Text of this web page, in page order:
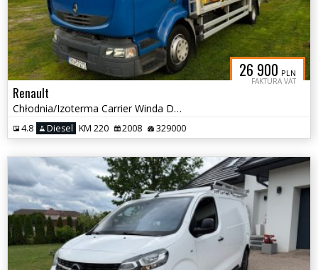
26 900 PLN
FAKTURA VAT
Renault
Chłodnia/Izoterma Carrier Winda Dhollandia
4.8 Diesel KM 220 2008 329000